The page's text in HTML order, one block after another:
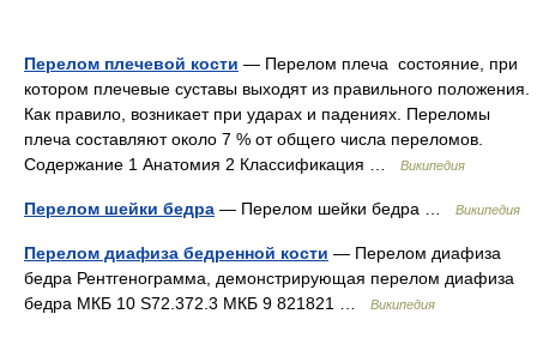
Перелом плечевой кости — Перелом плеча состояние, при
котором плечевые суставы выходят из правильного положения.
Как правило, возникает при ударах и падениях. Переломы
плеча составляют около 7 % от общего числа переломов.
Содержание 1 Анатомия 2 Классификация …
Википедия
Перелом шейки бедра — Перелом шейки бедра … Википедия
Перелом диафиза бедренной кости — Перелом диафиза
бедра Рентгенограмма, демонстрирующая перелом диафиза
бедра МКБ 10 S72.372.3 МКБ 9 821821 …
Википедия